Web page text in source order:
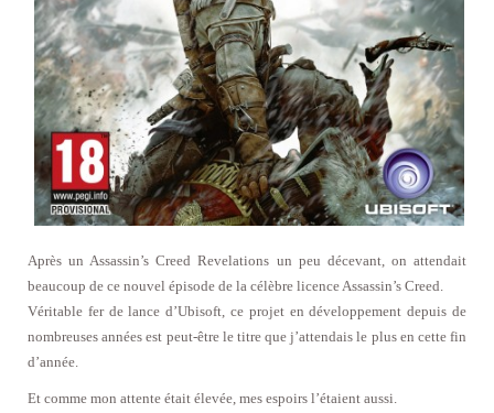
Après un Assassin’s Creed Revelations un peu décevant, on attendait
beaucoup de ce nouvel épisode de la célèbre licence Assassin’s Creed.
Véritable fer de lance d’Ubisoft, ce projet en développement depuis de
nombreuses années est peut-être le titre que j’attendais le plus en cette fin
d’année.
Et comme mon attente était élevée, mes espoirs l’étaient aussi.